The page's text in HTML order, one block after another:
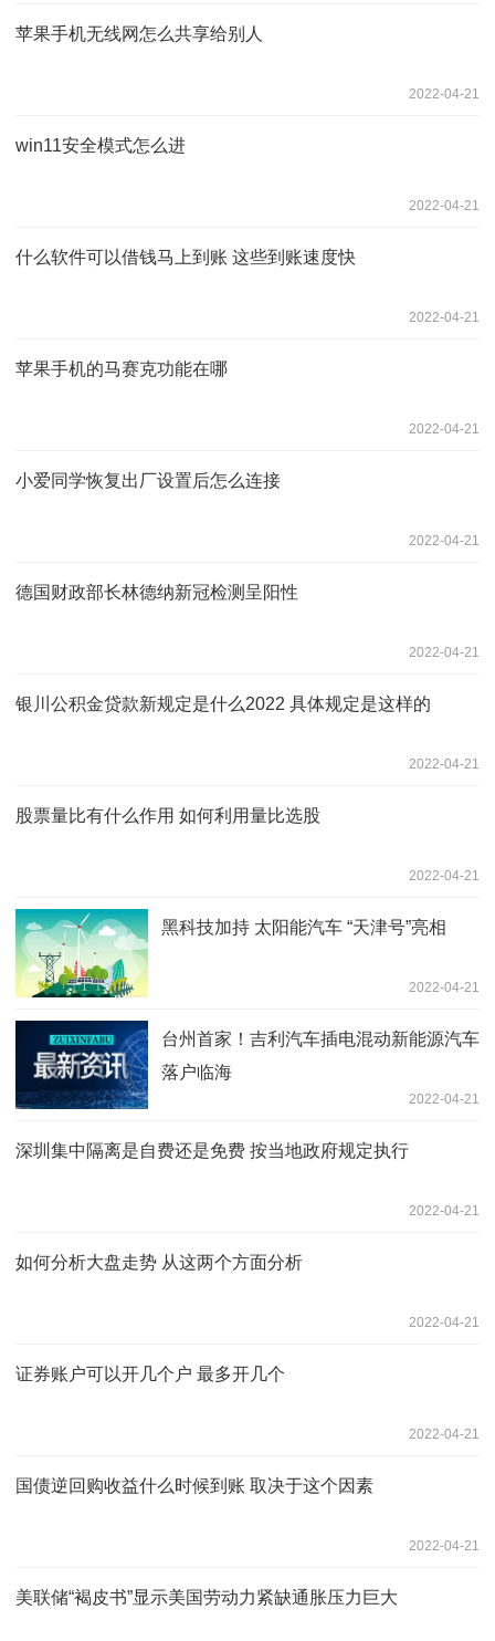
苹果手机无线网怎么共享给别人
2022-04-21
win11安全模式怎么进
2022-04-21
什么软件可以借钱马上到账 这些到账速度快
2022-04-21
苹果手机的马赛克功能在哪
2022-04-21
小爱同学恢复出厂设置后怎么连接
2022-04-21
德国财政部长林德纳新冠检测呈阳性
2022-04-21
银川公积金贷款新规定是什么2022 具体规定是这样的
2022-04-21
股票量比有什么作用 如何利用量比选股
2022-04-21
黑科技加持 太阳能汽车 “天津号”亮相
2022-04-21
台州首家！吉利汽车插电混动新能源汽车
落户临海
2022-04-21
深圳集中隔离是自费还是免费 按当地政府规定执行
2022-04-21
如何分析大盘走势 从这两个方面分析
2022-04-21
证券账户可以开几个户 最多开几个
2022-04-21
国债逆回购收益什么时候到账 取决于这个因素
2022-04-21
美联储“褐皮书”显示美国劳动力紧缺通胀压力巨大